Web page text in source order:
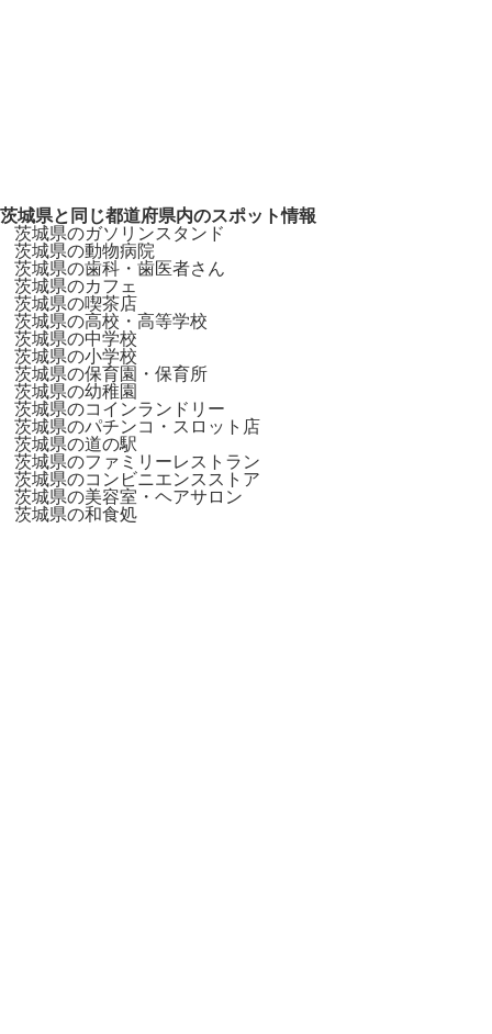
茨城県と同じ都道府県内のスポット情報
茨城県のガソリンスタンド
茨城県の動物病院
茨城県の歯科・歯医者さん
茨城県のカフェ
茨城県の喫茶店
茨城県の高校・高等学校
茨城県の中学校
茨城県の小学校
茨城県の保育園・保育所
茨城県の幼稚園
茨城県のコインランドリー
茨城県のパチンコ・スロット店
茨城県の道の駅
茨城県のファミリーレストラン
茨城県のコンビニエンスストア
茨城県の美容室・ヘアサロン
茨城県の和食処